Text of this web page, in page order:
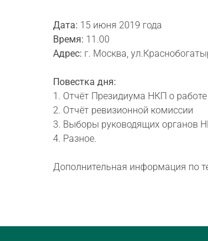
Дата: 15 июня 2019 года
Время: 11.00
Адрес: г. Москва,
Повестка дня:
1. Отчёт Президиума НКП о
2. Отчёт ревизионной комиссии
3. Выборы руководящих органов
4. Разное.
Дополнительная информация по